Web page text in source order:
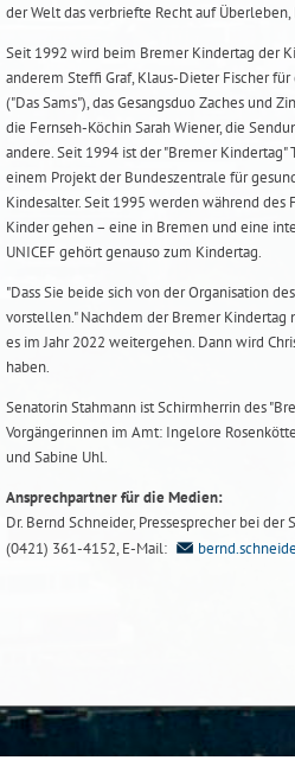
der Welt das verbriefte Recht auf
Seit 1992 wird beim Bremer Kindertag der
anderem Steffi Graf, Klaus-Dieter Fischer
("Das Sams"), das Gesangsduo Zaches und
die Fernseh-Köchin Sarah Wiener, die
andere. Seit 1994 ist der "Bremer
einem Projekt der Bundeszentrale für
Kindesalter. Seit 1995 werden während
Kinder gehen – eine in Bremen und eine
UNICEF gehört genauso zum Kindertag.
"Dass Sie beide sich von der Organisation
vorstellen." Nachdem der Bremer
es im Jahr 2022 weitergehen. Dann wird
haben.
Senatorin Stahmann ist Schirmherrin des
Vorgängerinnen im Amt: Ingelore
und Sabine Uhl.
Ansprechpartner für die Medien:
Dr. Bernd Schneider, Pressesprecher bei
(0421) 361-4152, E-Mail: